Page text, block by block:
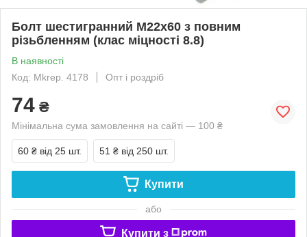
Болт шестигранний М22х60 з повним
різьбленням (клас міцності 8.8)
В наявності
Код: Mkrep. 4178
Опт і роздріб
74 ₴
Мінімальна сума замовлення на сайті — 100 ₴
60 ₴ від 25 шт. 51 ₴ від 250 шт.
Купити
або
Купити з